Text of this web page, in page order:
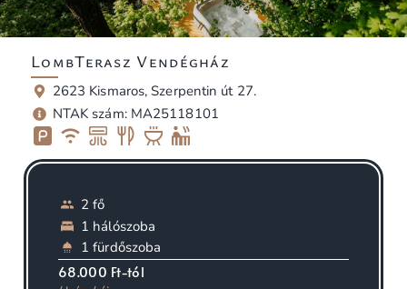
LombTerasz Vendégház
2623 Kismaros, Szerpentin út 27.
NTAK szám: MA25118101
2 fő
1 hálószoba
1 fürdőszoba
68.000 Ft-tól